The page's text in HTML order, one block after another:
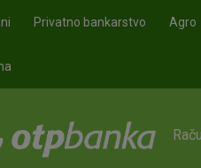
Privatno bankarstvo Agro